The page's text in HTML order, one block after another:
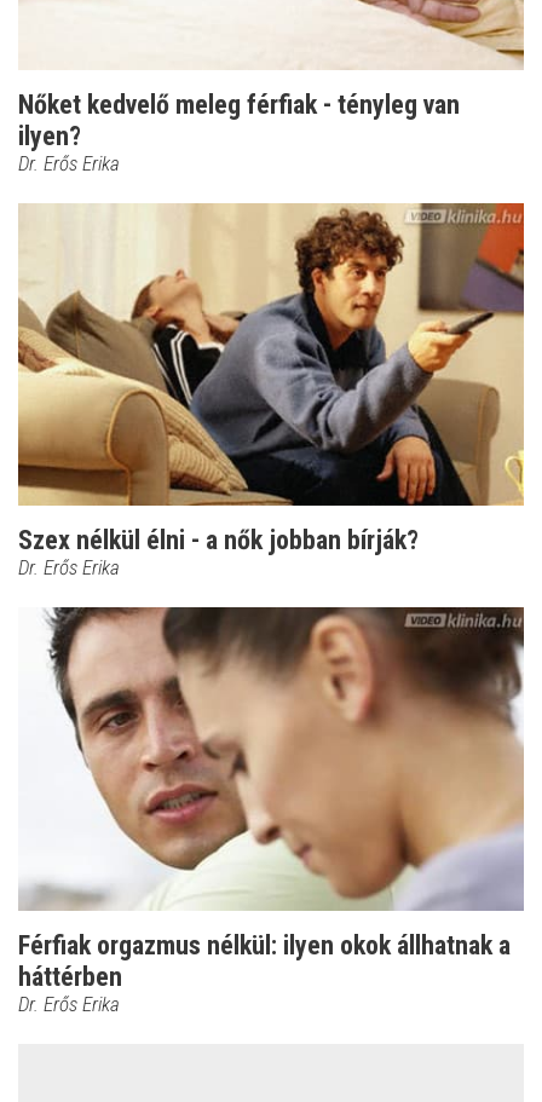
Nőket kedvelő meleg férfiak - tényleg van
ilyen?
Dr. Erős Erika
Szex nélkül élni - a nők jobban bírják?
Dr. Erős Erika
Férfiak orgazmus nélkül: ilyen okok állhatnak a
háttérben
Dr. Erős Erika